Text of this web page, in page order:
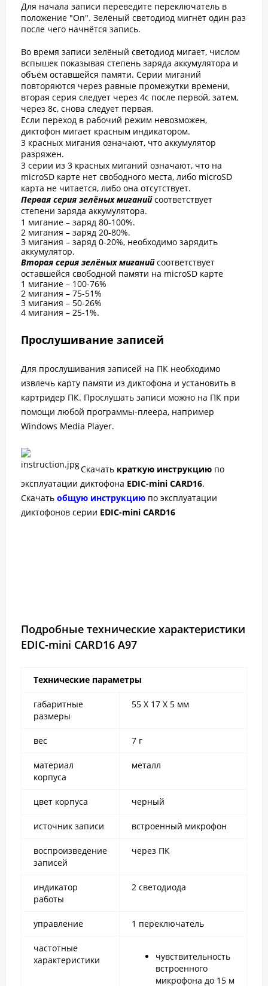
Для начала записи переведите переключатель в
положение "On". Зелёный светодиод мигнёт один раз
после чего начнётся запись.
Во время записи зелёный светодиод мигает, числом
вспышек показывая степень заряда аккумулятора и
объём оставшейся памяти. Cерии миганий
повторяются через равные промежутки времени,
вторая серия следует через 4с после первой, затем,
через 8с, снова следует первая.
Если переход в рабочий режим невозможен,
диктофон мигает красным индикатором.
3 красных мигания означают, что аккумулятор
разряжен.
3 серии из 3 красных миганий означают, что на
microSD карте нет свободного места, либо microSD
карта не читается, либо она отсутствует.
Первая серия зелёных миганийсоответствует
степени заряда аккумулятора.
1 мигание – заряд 80-100%.
2 мигания – заряд 20-80%.
3 мигания – заряд 0-20%, необходимо зарядить
аккумулятор.
Вторая серия зелёных миганийсоответствует
оставшейся свободной памяти на microSD карте
1 мигание – 100-76%
2 мигания – 75-51%
3 мигания – 50-26%
4 мигания – 25-1%.
Прослушивание записей
Для прослушивания записей на ПК необходимо
извлечь карту памяти из диктофона и установить в
картридер ПК. Прослушать записи можно на ПК при
помощи любой программы-плеера, например
Windows Media Player.
Скачать краткую инструкцию по
эксплуатации диктофона EDIC-mini CARD16.
Скачать общую инструкцию по эксплуатации
диктофонов серии EDIC-mini CARD16
Подробные технические характеристики
EDIC-mini CARD16 A97
Технические параметры
габаритные
размеры
55 Х 17 Х 5 мм
вес 7 г
материал
корпуса
металл
цвет корпуса черный
источник записи встроенный микрофон
воспроизведение
записей
через ПК
индикатор
работы
2 светодиода
управление 1 переключатель
частотные
характеристики
чувствительность
встроенного
микрофона до 15 м